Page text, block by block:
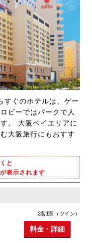
すぐのホテルは、ゲー
ビーではパークで人
。 大阪ベイエリアに
大阪旅行にもおすす
と
表示されます
2名1室（ツイン）
料金・詳細